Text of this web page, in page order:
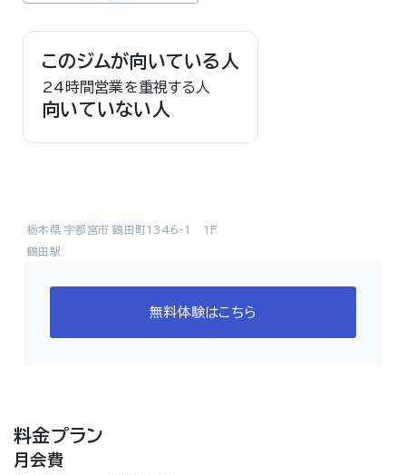
このジムが向いている人
24時間営業を重視する人
向いていない人
栃木県 宇都宮市 鶴田町1346-1 1F
鶴田駅
無料体験はこちら
料金プラン
月会費